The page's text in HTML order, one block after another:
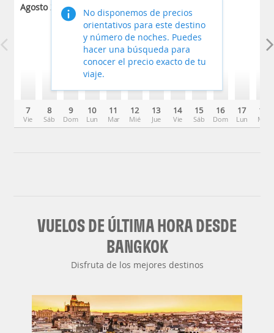
Agosto 2026
7
Vie
8
Sáb
9
Dom
10
Lun
11
Mar
12
Mié
13
Jue
14
Vie
15
Sáb
16
Dom
17
Lun
18
Mar
No disponemos de precios
orientativos para este destino
y número de noches. Puedes
hacer una búsqueda para
conocer el precio exacto de tu
viaje.
VUELOS DE ÚLTIMA HORA DESDE
BANGKOK
Disfruta de los mejores destinos